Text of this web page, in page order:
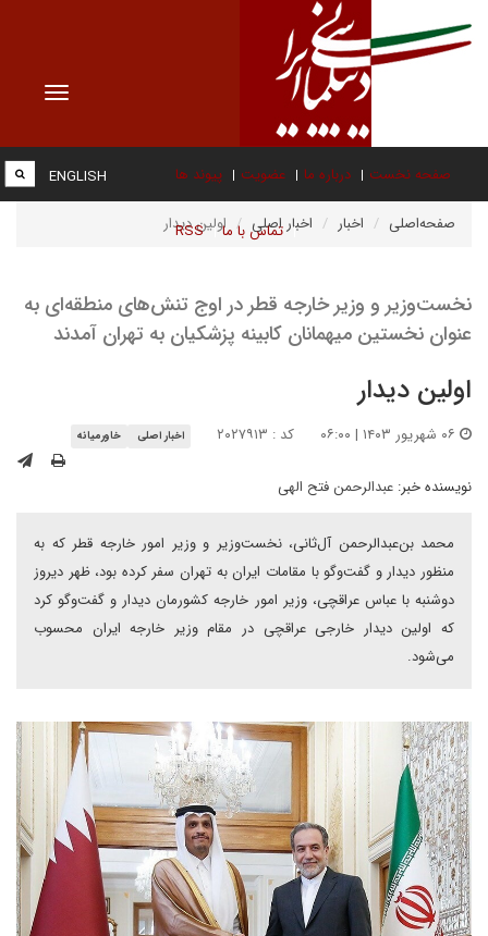
Toggle
صفحه نخست درباره ما عضویت پیوند ها
تماس با ما RSS
ENGLISH
صفحه‌اصلی اخبار اخبار اصلی اولین دیدار
نخست‌وزیر و وزیر خارجه قطر در اوج تنش‌های منطقه‌ای به
عنوان نخستین میهمانان کابینه پزشکیان به تهران آمدند
اولین دیدار
کد : ۲۰۲۷۹۱۳ اخبار اصلی خاورمیانه
نویسنده خبر: عبدالرحمن فتح الهی
محمد بن‌عبدالرحمن آل‌ثانی، نخست‌وزیر و وزیر امور خارجه قطر که به
منظور دیدار و گفت‌وگو با مقامات ایران به تهران سفر کرده بود، ظهر دیروز
دوشنبه با عباس عراقچی، وزیر امور خارجه کشورمان دیدار و گفت‌وگو کرد
که اولین دیدار خارجی عراقچی در مقام وزیر خارجه ایران محسوب
می‌شود.